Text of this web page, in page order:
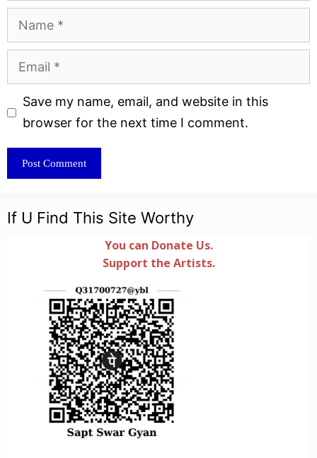
Name
Email
Website
Save my name, email, and website in this
browser for the next time I comment.
If U Find This Site Worthy